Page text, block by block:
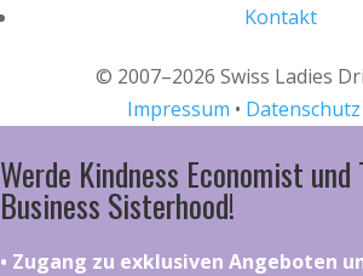
Kontakt
© 2007–2026 Swiss Ladies
Impressum • Datenschutz
Werde Kindness Economist
Business Sisterhood!
•⁠ ⁠⁠Zugang zu exklusiven Angeboten